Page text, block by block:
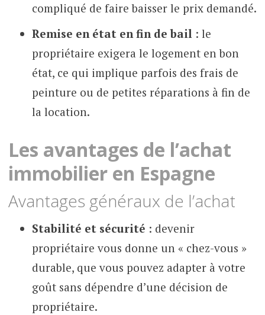
compliqué de faire baisser le prix demandé.
Remise en état en fin de bail : le
propriétaire exigera le logement en bon
état, ce qui implique parfois des frais de
peinture ou de petites réparations à fin de
la location.
Les avantages de l’achat
immobilier en Espagne
Avantages généraux de l’achat
Stabilité et sécurité : devenir
propriétaire vous donne un « chez-vous »
durable, que vous pouvez adapter à votre
goût sans dépendre d’une décision de
propriétaire.